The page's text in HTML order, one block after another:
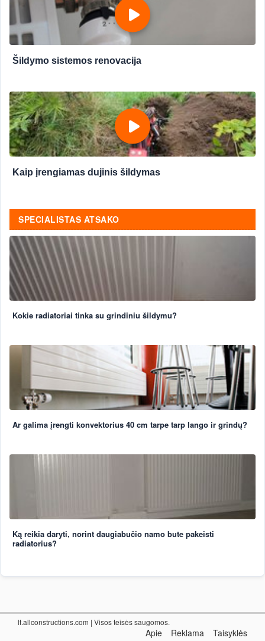
Šildymo sistemos renovacija
Kaip įrengiamas dujinis šildymas
SPECIALISTAS ATSAKO
Kokie radiatoriai tinka su grindiniu šildymu?
Ar galima įrengti konvektorius 40 cm tarpe tarp lango ir grindų?
Ką reikia daryti, norint daugiabučio namo bute pakeisti
radiatorius?
lt.allconstructions.com | Visos teisės saugomos.
Apie Reklama Taisyklės